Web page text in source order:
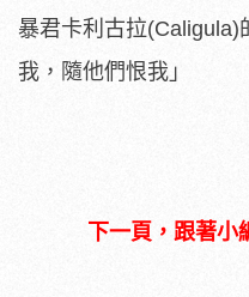
暴君卡利古拉(Caligula)
我，隨他們恨我」
下一頁，跟著